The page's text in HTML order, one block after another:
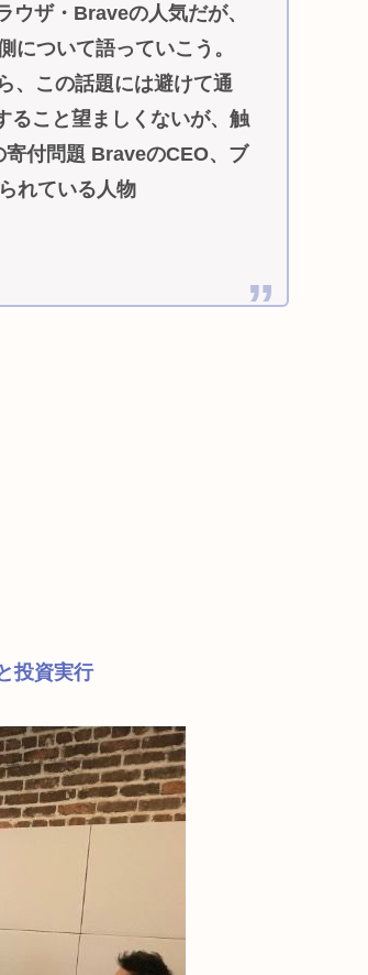
ザ・Braveの人気だが、
について語っていこう。
、この話題には避けて通
ること望ましくないが、触
付問題 BraveのCEO、ブ
れている人物
投資実行